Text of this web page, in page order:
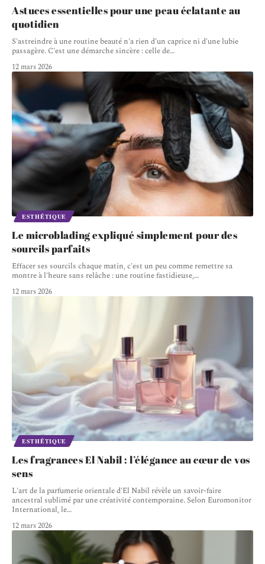
Astuces essentielles pour une peau éclatante au
quotidien
S'astreindre à une routine beauté n'a rien d'un caprice ni d'une lubie
passagère. C'est une démarche sincère : celle de…
12 mars 2026
ESTHÉTIQUE
Le microblading expliqué simplement pour des
sourcils parfaits
Effacer ses sourcils chaque matin, c'est un peu comme remettre sa
montre à l'heure sans relâche : une routine fastidieuse,…
12 mars 2026
ESTHÉTIQUE
Les fragrances El Nabil : l’élégance au cœur de vos
sens
L'art de la parfumerie orientale d'El Nabil révèle un savoir-faire
ancestral sublimé par une créativité contemporaine. Selon Euromonitor
International, le…
12 mars 2026